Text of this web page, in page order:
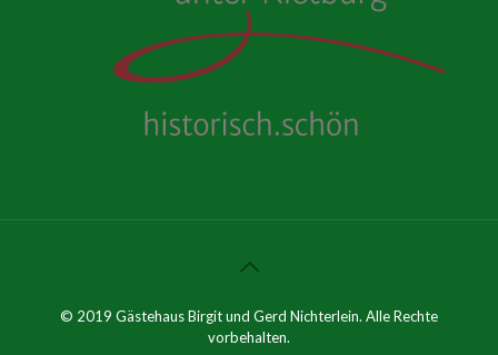
© 2019 Gästehaus Birgit und Gerd Nichterlein. Alle Rechte
vorbehalten.